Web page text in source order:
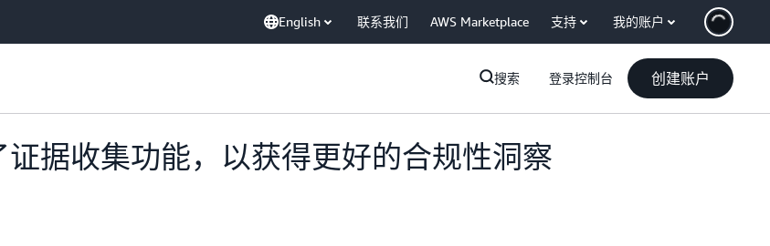
English 联系我们 AWS Marketplace 支持 我的账户
搜索 登录控制台 创建账户
据收集功能，以获得更好的合规性洞察